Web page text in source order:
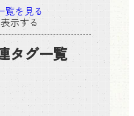
覧を見る
示する
タグ一覧